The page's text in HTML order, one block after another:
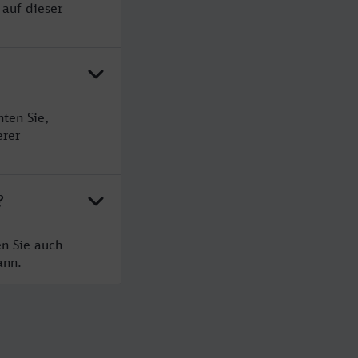
dieser
Sie,
Sie auch